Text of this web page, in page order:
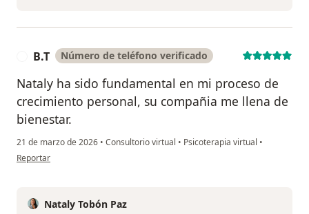
B.T Número de teléfono verificado
Nataly ha sido fundamental en mi proceso de
crecimiento personal, su compañia me llena de
bienestar.
21 de marzo de 2026 • Consultorio virtual • Psicoterapia virtual •
en opinión del usuario B.T
Reportar
Nataly Tobón Paz